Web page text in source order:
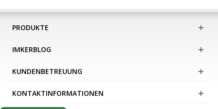
PRODUKTE
IMKERBLOG
KUNDENBETREUUNG
KONTAKTINFORMATIONEN